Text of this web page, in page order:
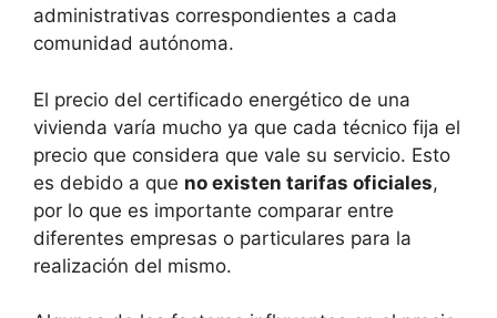
administrativas correspondientes a cada
comunidad autónoma.
El precio del certificado energético de una
vivienda varía mucho ya que cada técnico fija el
precio que considera que vale su servicio. Esto
es debido a que no existen tarifas oficiales,
por lo que es importante comparar entre
diferentes empresas o particulares para la
realización del mismo.